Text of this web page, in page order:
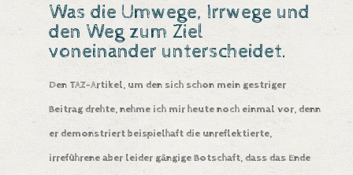
Was die Umwege, Irrwege und
den Weg zum Ziel
voneinander unterscheidet.
Den TAZ-Artikel, um den sich schon mein gestriger
Beitragdrehte, nehme ich mir heute noch einmal vor, denn
er demonstriert beispielhaft die unreflektierte,
irreführene aber leider gängige Botschaft, dass das Ende